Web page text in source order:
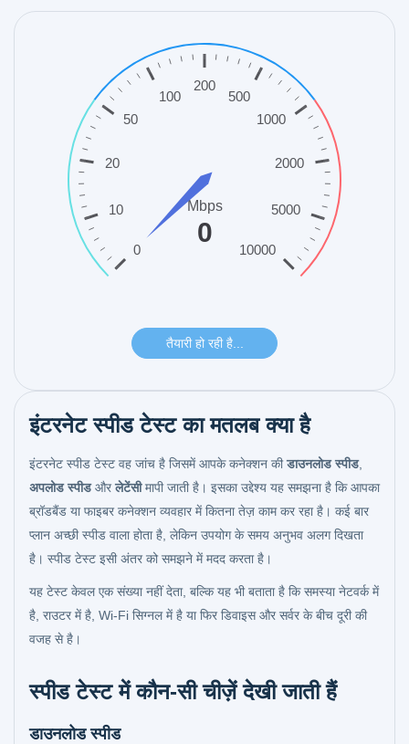
इंटरनेट स्पीड टेस्ट का मतलब क्या है
इंटरनेट स्पीड टेस्ट वह जांच है जिसमें आपके कनेक्शन कीडाउनलोड स्पीड,
अपलोड स्पीडऔरलेटेंसीमापी जाती है। इसका उद्देश्य यह समझना है कि आपका
ब्रॉडबैंड या फाइबर कनेक्शन व्यवहार में कितना तेज़ काम कर रहा है। कई बार
प्लान अच्छी स्पीड वाला होता है, लेकिन उपयोग के समय अनुभव अलग दिखता
है। स्पीड टेस्ट इसी अंतर को समझने में मदद करता है।
यह टेस्ट केवल एक संख्या नहीं देता, बल्कि यह भी बताता है कि समस्या नेटवर्क में
है, राउटर में है, Wi-Fi सिग्नल में है या फिर डिवाइस और सर्वर के बीच दूरी की
वजह से है।
स्पीड टेस्ट में कौन-सी चीज़ें देखी जाती हैं
डाउनलोड स्पीड